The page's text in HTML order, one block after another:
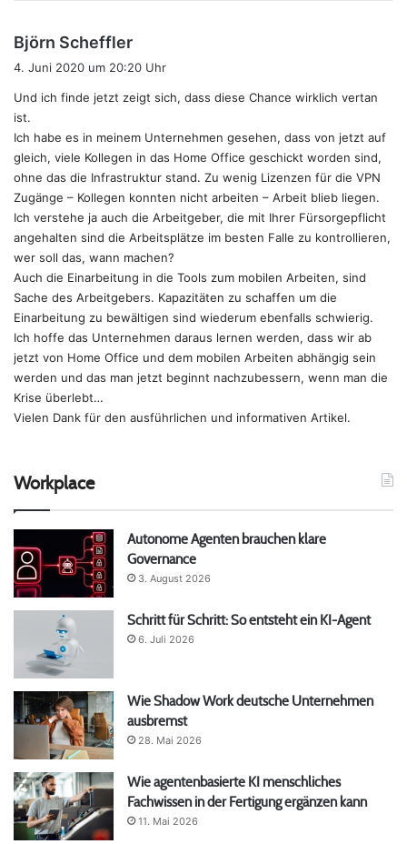
Björn Scheffler
t
4. Juni 2020 um 20:20 Uhr
Und ich finde jetzt zeigt sich, dass diese Chance wirklich vertan
ist.
Ich habe es in meinem Unternehmen gesehen, dass von jetzt auf
gleich, viele Kollegen in das Home Office geschickt worden sind,
ohne das die Infrastruktur stand. Zu wenig Lizenzen für die VPN
Zugänge – Kollegen konnten nicht arbeiten – Arbeit blieb liegen.
Ich verstehe ja auch die Arbeitgeber, die mit Ihrer Fürsorgepflicht
angehalten sind die Arbeitsplätze im besten Falle zu kontrollieren,
wer soll das, wann machen?
Auch die Einarbeitung in die Tools zum mobilen Arbeiten, sind
Sache des Arbeitgebers. Kapazitäten zu schaffen um die
Einarbeitung zu bewältigen sind wiederum ebenfalls schwierig.
Ich hoffe das Unternehmen daraus lernen werden, dass wir ab
jetzt von Home Office und dem mobilen Arbeiten abhängig sein
werden und das man jetzt beginnt nachzubessern, wenn man die
Krise überlebt…
Vielen Dank für den ausführlichen und informativen Artikel.
Workplace
Autonome Agenten brauchen klare
Governance
3. August 2026
Schritt für Schritt: So entsteht ein KI-Agent
6. Juli 2026
Wie Shadow Work deutsche Unternehmen
ausbremst
28. Mai 2026
Wie agentenbasierte KI menschliches
Fachwissen in der Fertigung ergänzen kann
11. Mai 2026